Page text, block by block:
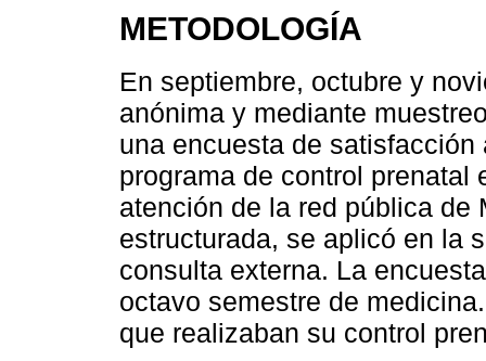
METODOLOGÍA
En septiembre, octubre y
anónima y mediante
una encuesta de
programa de control prenatal
atención de la red pública de
estructurada, se aplicó en la
consulta externa. La
octavo semestre de
que realizaban su control